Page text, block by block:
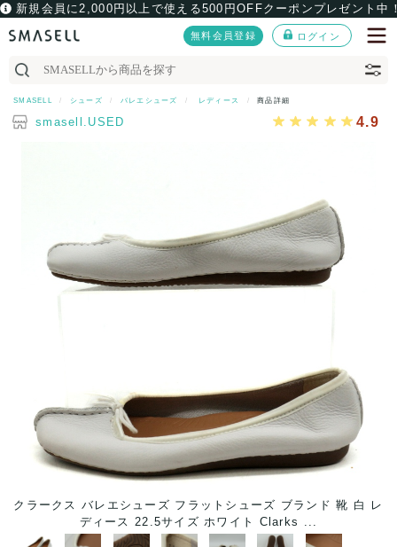
新規会員に2,000円以上で使える500円OFFクーポンプレゼント中
無料会員登録 ログイン
SMASELL シューズ バレエシューズ レディース 商品詳細
smasell.USED 4.9
クラークス バレエシューズ フラットシューズ ブランド 靴 白 レ
ディース 22.5サイズ ホワイト Clarks ...